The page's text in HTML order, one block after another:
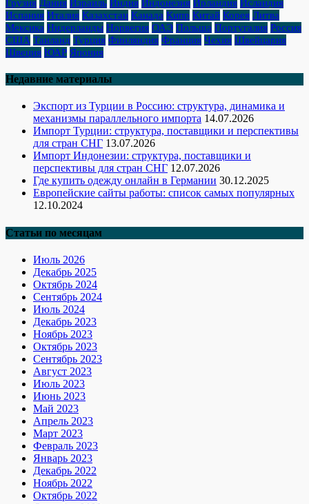
Грузия Дания Израиль Индия Индонезия Ирландия Исландия
Испания Италия Казахстан Канада Кипр Китай Корея Литва
Мексика Нидерланды Норвегия ОАЭ Польша Португалия Россия
США Таиланд Турция Финляндия Франция Чехия Швейцария
Швеция ЮАР Япония
Недавние материалы
Экспорт из Турции в Россию: структура, динамика и
механизмы параллельного импорта 14.07.2026
Импорт Турции: структура, поставщики и перспективы
для стран СНГ 13.07.2026
Импорт Индонезии: структура, поставщики и
перспективы для стран СНГ 12.07.2026
Где купить одежду онлайн в Германии 30.12.2025
Европейские сайты работы: список самых популярных
12.10.2024
Статьи по месяцам
Июль 2026
Декабрь 2025
Октябрь 2024
Сентябрь 2024
Июль 2024
Декабрь 2023
Ноябрь 2023
Октябрь 2023
Сентябрь 2023
Август 2023
Июль 2023
Июнь 2023
Май 2023
Апрель 2023
Март 2023
Февраль 2023
Январь 2023
Декабрь 2022
Ноябрь 2022
Октябрь 2022